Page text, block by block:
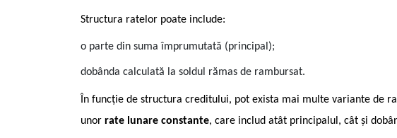
Structura ratelor poate include:
o parte din suma împrumutată (principal);
dobânda calculată la soldul rămas de rambursat.
În funcție de structura creditului, pot exista mai multe variante de
unor rate lunare constante, care includ atât principalul, cât și